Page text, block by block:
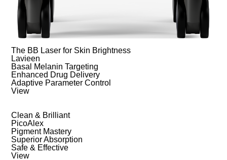
The BB Laser for Skin Brightness
Lavieen
Basal Melanin Targeting
Enhanced Drug Delivery
Adaptive Parameter Control
View
Clean & Brilliant
PicoAlex
Pigment Mastery
Superior Absorption
Safe & Effective
View